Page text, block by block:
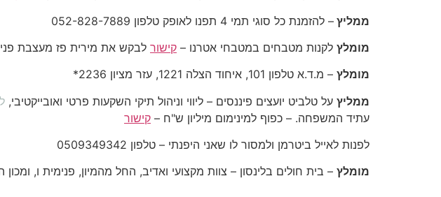
ממליץ – להזמנת כל סוגי תמי 4 תפנו לאופק טלפון 052-828-7889
מומלץ לקנות מטבחים במטבחי אטרנו – קישור לבקש את מירית פז מעצבת פנים – טלפון 0533314597 ב 6
מומלץ – מ.ד.א טלפון 101, איחוד הצלה 1221, עזר מציון 2236*
ממליץ על טלביט יועצים פיננסים – ליווי וניהול תיקי השקעות פרטי ואובייקטיבי,
עתיד המשפחה. – כפוף למינימום מיליון ש"ח – קישור
לפנות לאייל ביטרמן ולמסור לו שאני היפנתי – טלפון 0509349342
מומלץ – בית חולים בלינסון – צוות מקצועי ואדיב, החל מהמיון, פנימית ו, ומכון